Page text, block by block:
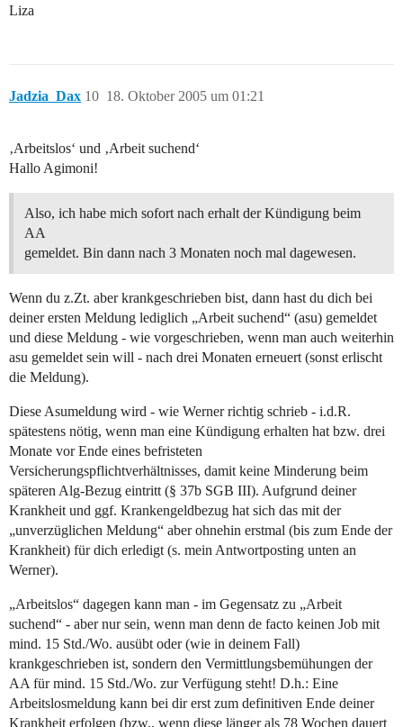
Liza
Jadzia_Dax 18. Oktober 2005 um 01:21
10
‚Arbeitslos‘ und ‚Arbeit suchend‘
Hallo Agimoni!
Also, ich habe mich sofort nach erhalt der Kündigung beim
AA
gemeldet. Bin dann nach 3 Monaten noch mal dagewesen.
Wenn du z.Zt. aber krankgeschrieben bist, dann hast du dich bei
deiner ersten Meldung lediglich „Arbeit suchend“ (asu) gemeldet
und diese Meldung - wie vorgeschrieben, wenn man auch weiterhin
asu gemeldet sein will - nach drei Monaten erneuert (sonst erlischt
die Meldung).
Diese Asumeldung wird - wie Werner richtig schrieb - i.d.R.
spätestens nötig, wenn man eine Kündigung erhalten hat bzw. drei
Monate vor Ende eines befristeten
Versicherungspflichtverhältnisses, damit keine Minderung beim
späteren Alg-Bezug eintritt (§ 37b SGB III). Aufgrund deiner
Krankheit und ggf. Krankengeldbezug hat sich das mit der
„unverzüglichen Meldung“ aber ohnehin erstmal (bis zum Ende der
Krankheit) für dich erledigt (s. mein Antwortposting unten an
Werner).
„Arbeitslos“ dagegen kann man - im Gegensatz zu „Arbeit
suchend“ - aber nur sein, wenn man denn de facto keinen Job mit
mind. 15 Std./Wo. ausübt oder (wie in deinem Fall)
krankgeschrieben ist, sondern den Vermittlungsbemühungen der
AA für mind. 15 Std./Wo. zur Verfügung steht! D.h.: Eine
Arbeitslosmeldung kann bei dir erst zum definitiven Ende deiner
Krankheit erfolgen (bzw., wenn diese länger als 78 Wochen dauert